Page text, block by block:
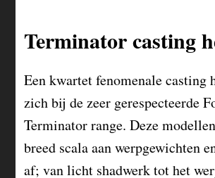
Terminator casting
Een kwartet fenomenale casting
zich bij de zeer gerespecteerde
Terminator range. Deze
breed scala aan werpgewichten
af; van licht shadwerk tot het